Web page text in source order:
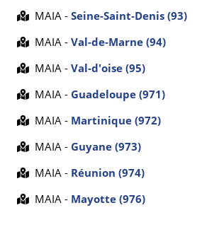
MAIA - Seine-Saint-Denis (93)
MAIA - Val-de-Marne (94)
MAIA - Val-d'oise (95)
MAIA - Guadeloupe (971)
MAIA - Martinique (972)
MAIA - Guyane (973)
MAIA - Réunion (974)
MAIA - Mayotte (976)